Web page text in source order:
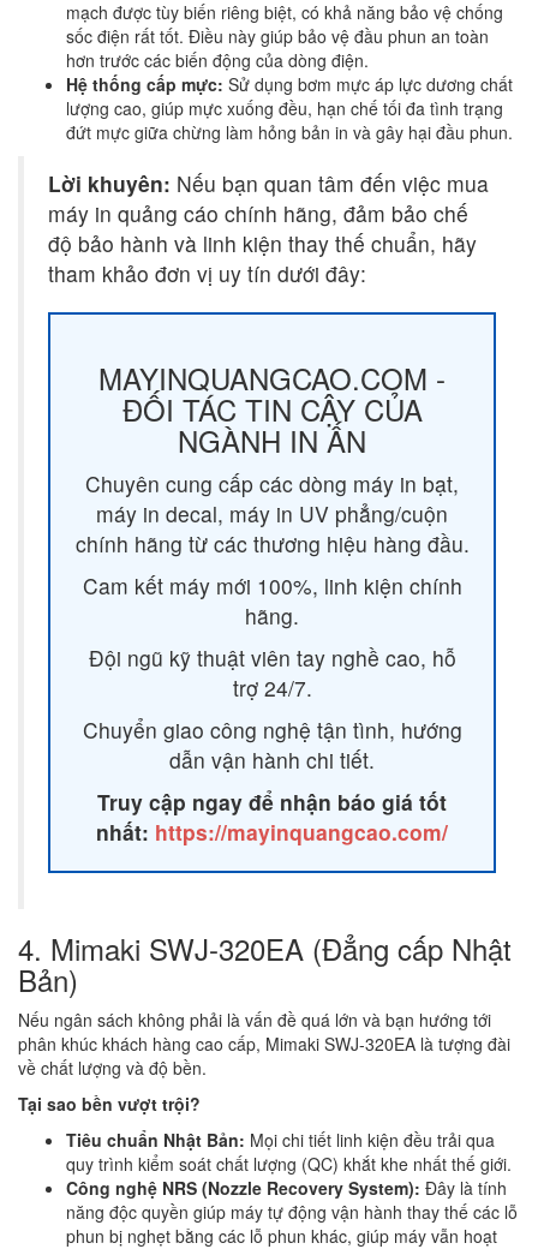
mạch được tùy biến riêng biệt, có khả năng bảo vệ chống
sốc điện rất tốt. Điều này giúp bảo vệ đầu phun an toàn
hơn trước các biến động của dòng điện.
Hệ thống cấp mực: Sử dụng bơm mực áp lực dương chất
lượng cao, giúp mực xuống đều, hạn chế tối đa tình trạng
đứt mực giữa chừng làm hỏng bản in và gây hại đầu phun.
Lời khuyên: Nếu bạn quan tâm đến việc mua
máy in quảng cáo chính hãng, đảm bảo chế
độ bảo hành và linh kiện thay thế chuẩn, hãy
tham khảo đơn vị uy tín dưới đây:
MAYINQUANGCAO.COM -
ĐỐI TÁC TIN CẬY CỦA
NGÀNH IN ẤN
Chuyên cung cấp các dòng máy in bạt,
máy in decal, máy in UV phẳng/cuộn
chính hãng từ các thương hiệu hàng đầu.
Cam kết máy mới 100%, linh kiện chính
hãng.
Đội ngũ kỹ thuật viên tay nghề cao, hỗ
trợ 24/7.
Chuyển giao công nghệ tận tình, hướng
dẫn vận hành chi tiết.
Truy cập ngay để nhận báo giá tốt
nhất: https://mayinquangcao.com/
4. Mimaki SWJ-320EA (Đẳng cấp Nhật
Bản)
Nếu ngân sách không phải là vấn đề quá lớn và bạn hướng tới
phân khúc khách hàng cao cấp, Mimaki SWJ-320EA là tượng đài
về chất lượng và độ bền.
Tại sao bền vượt trội?
Tiêu chuẩn Nhật Bản: Mọi chi tiết linh kiện đều trải qua
quy trình kiểm soát chất lượng (QC) khắt khe nhất thế giới.
Công nghệ NRS (Nozzle Recovery System): Đây là tính
năng độc quyền giúp máy tự động vận hành thay thế các lỗ
phun bị nghẹt bằng các lỗ phun khác, giúp máy vẫn hoạt